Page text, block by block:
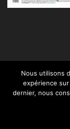
Mentions
Nous utilisons
expérience
dernier, nous